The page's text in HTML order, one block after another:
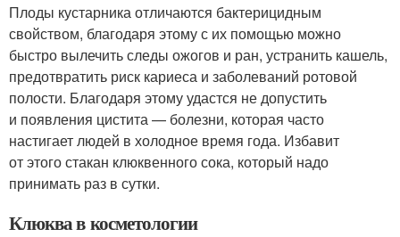
Плоды кустарника отличаются бактерицидным
свойством, благодаря этому с их помощью можно
быстро вылечить следы ожогов и ран, устранить кашель,
предотвратить риск кариеса и заболеваний ротовой
полости. Благодаря этому удастся не допустить
и появления цистита — болезни, которая часто
настигает людей в холодное время года. Избавит
от этого стакан клюквенного сока, который надо
принимать раз в сутки.
Клюква в косметологии